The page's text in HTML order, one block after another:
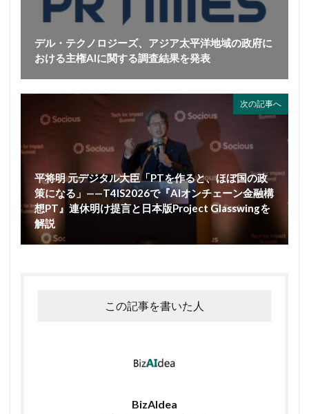
デル・テクノロジーズ、アジア太平洋地域の政府に
おける主権AIに関する調査結果を発表
次の記事へ
平将明 元デジタル大臣「PTを作ると、ほぼ国の政
策になる」——T4IS2026で『AIオンチェーン金融構
想PT』連休明け提言と日本版Project Glasswingを
解説
この記事を書いた人
BizAIdea